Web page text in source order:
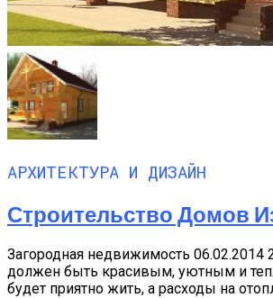
АРХИТЕКТУРА И ДИЗАЙН
Строительство Домов
Загородная недвижимость
должен быть красивым, уютным и
будет приятно жить, а расходы на